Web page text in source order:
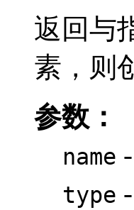
返回与
素，则
参数：
name -
type -